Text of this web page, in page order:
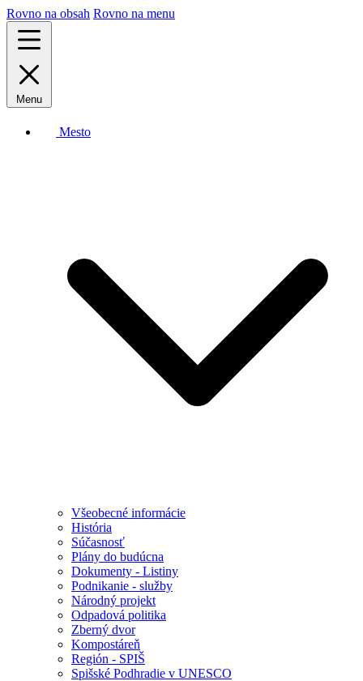
Rovno na obsah Rovno na menu
Menu
Mesto
Všeobecné informácie
História
Súčasnosť
Plány do budúcna
Dokumenty - Listiny
Podnikanie - služby
Národný projekt
Odpadová politika
Zberný dvor
Kompostáreň
Región - SPIŠ
Spišské Podhradie v UNESCO